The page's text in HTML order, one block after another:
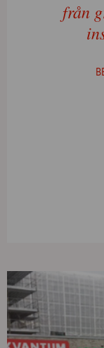
från